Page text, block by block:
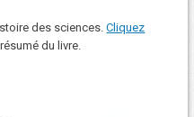
des sciences.Cliquez
du livre.